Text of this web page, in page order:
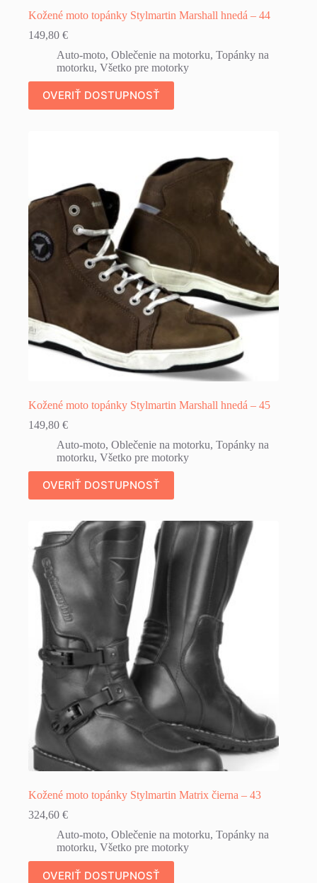
Kožené moto topánky Stylmartin Marshall hnedá – 44
149,80 €
Auto-moto, Oblečenie na motorku, Topánky na
motorku, Všetko pre motorky
OVERIŤ DOSTUPNOSŤ
Kožené moto topánky Stylmartin Marshall hnedá – 45
149,80 €
Auto-moto, Oblečenie na motorku, Topánky na
motorku, Všetko pre motorky
OVERIŤ DOSTUPNOSŤ
Kožené moto topánky Stylmartin Matrix čierna – 43
324,60 €
Auto-moto, Oblečenie na motorku, Topánky na
motorku, Všetko pre motorky
OVERIŤ DOSTUPNOSŤ